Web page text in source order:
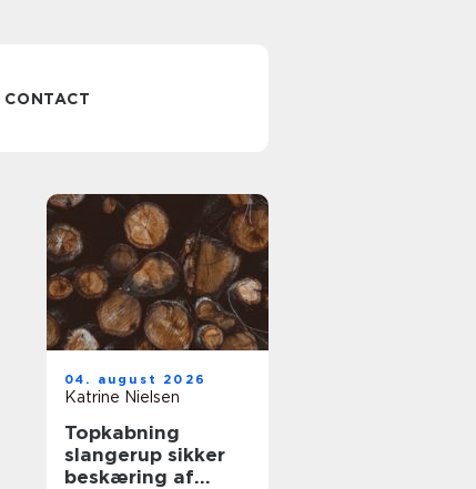
CONTACT
04. august 2026
Katrine Nielsen
Topkabning
slangerup sikker
beskæring af